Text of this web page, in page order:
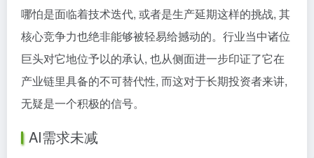
哪怕是面临着技术迭代, 或者是生产延期这样的挑战, 其
核心竞争力也绝非能够被轻易给撼动的。行业当中诸位
巨头对它地位予以的承认, 也从侧面进一步印证了它在
产业链里具备的不可替代性, 而这对于长期投资者来讲,
无疑是一个积极的信号。
AI需求未减